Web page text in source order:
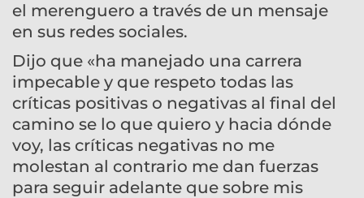
el merenguero a través de un mensaje
en sus redes sociales.
Dijo que «ha manejado una carrera
impecable y que respeto todas las
críticas positivas o negativas al final del
camino se lo que quiero y hacia dónde
voy, las críticas negativas no me
molestan al contrario me dan fuerzas
para seguir adelante que sobre mis